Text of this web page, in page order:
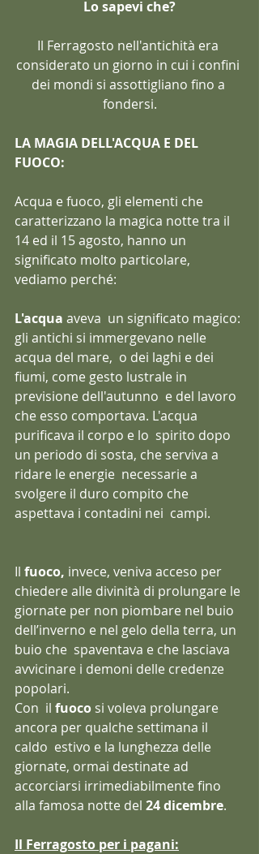
Lo sapevi che?
Il Ferragosto nell'antichità era
considerato un giorno in cui i confini
dei mondi si assottigliano fino a
fondersi.
LA MAGIA DELL'ACQUA E DEL
FUOCO:
Acqua e fuoco, gli elementi che
caratterizzano la magica notte tra il
14 ed il 15 agosto, hanno un
significato molto particolare,
vediamo perché:
L'acqua aveva  un significato magico:
gli antichi si immergevano nelle
acqua del mare,  o dei laghi e dei
fiumi, come gesto lustrale in
previsione dell'autunno  e del lavoro
che esso comportava. L'acqua
purificava il corpo e lo  spirito dopo
un periodo di sosta, che serviva a
ridare le energie  necessarie a
svolgere il duro compito che
aspettava i contadini nei  campi.
Il fuoco, invece, veniva acceso per
chiedere alle divinità di prolungare le
giornate per non piombare nel buio
dell’inverno e nel gelo della terra, un
buio che  spaventava e che lasciava
avvicinare i demoni delle credenze
popolari.
Con  il fuoco si voleva prolungare
ancora per qualche settimana il
caldo  estivo e la lunghezza delle
giornate, ormai destinate ad
accorciarsi irrimediabilmente fino
alla famosa notte del 24 dicembre.
Il Ferragosto per i pagani: